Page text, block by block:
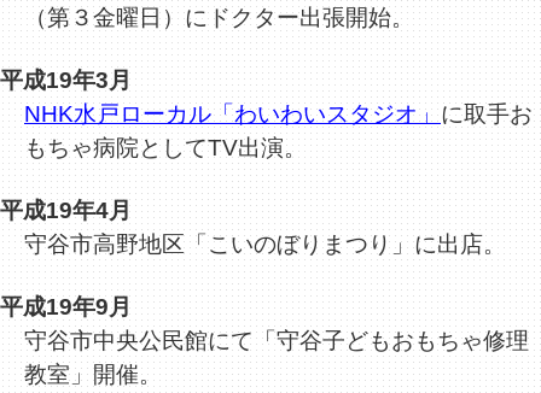
（第３金曜日）にドクター出張開始。
平成19年3月
NHK水戸ローカル「わいわいスタジオ」に取手お
もちゃ病院としてTV出演。
平成19年4月
守谷市高野地区「こいのぼりまつり」に出店。
平成19年9月
守谷市中央公民館にて「守谷子どもおもちゃ修理
教室」開催。